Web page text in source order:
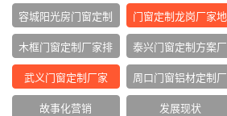
容城阳光房门窗定制
厂家
门窗定制龙岗厂家地
址
木框门窗定制厂家排
名
泰兴门窗定制方案厂
家
武义门窗定制厂家
周口门窗铝材定制厂
家
故事化营销 发展现状